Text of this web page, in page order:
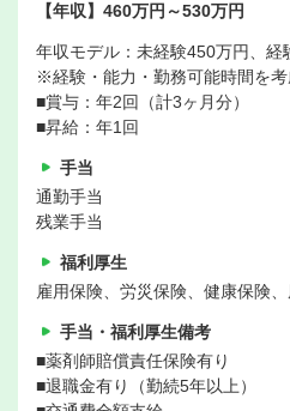
【年収】460万円～530万円
年収モデル：未経験450万円、経
※経験・能力・勤務可能時間を考
■賞与：年2回（計3ヶ月分）
■昇給：年1回
手当
通勤手当
残業手当
福利厚生
雇用保険、労災保険、健康保険
手当・福利厚生備考
■薬剤師賠償責任保険有り
■退職金有り（勤続5年以上）